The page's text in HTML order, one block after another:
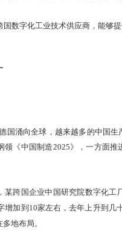
字化工业技术供应商，能够提
涌向全球，越来越多的中国生
领《中国制造2025》，一方面
跨国企业中国研究院数字化工
增加到10家左右，去年上升到几
在多地布局。